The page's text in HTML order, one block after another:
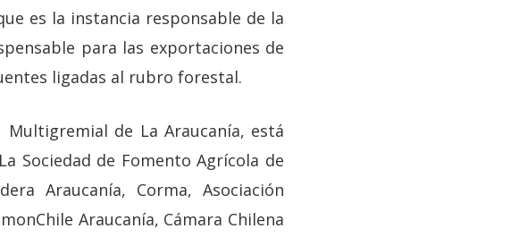
es la instancia responsable de la
para las exportaciones de
ligadas al rubro forestal.
de La Araucanía, está
Sociedad de Fomento Agrícola de
Araucanía, Corma, Asociación
Araucanía, Cámara Chilena